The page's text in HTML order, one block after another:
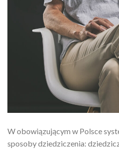
W obowiązującym w Polsce
sposoby dziedziczenia: